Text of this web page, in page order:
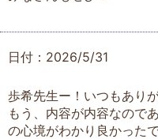
日付：2026/5/31
歩希先生ー！いつもあり
もう、内容が内容なので
の心境がわかり良かったで